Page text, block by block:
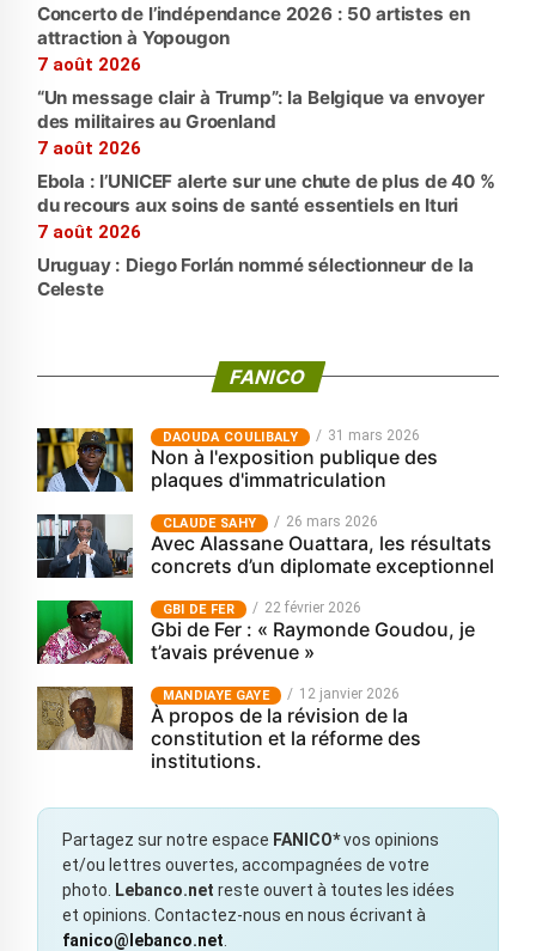
Concerto de l’indépendance 2026 : 50 artistes en
attraction à Yopougon
7 août 2026
“Un message clair à Trump”: la Belgique va envoyer
des militaires au Groenland
7 août 2026
Ebola : l’UNICEF alerte sur une chute de plus de 40 %
du recours aux soins de santé essentiels en Ituri
7 août 2026
Uruguay : Diego Forlán nommé sélectionneur de la
Celeste
FANICO
‎DAOUDA COULIBALY 31 mars 2026
Non à l'exposition publique des
plaques d'immatriculation
CLAUDE SAHY 26 mars 2026
Avec Alassane Ouattara, les résultats
concrets d’un diplomate exceptionnel
GBI DE FER 22 février 2026
Gbi de Fer : « Raymonde Goudou, je
t’avais prévenue »
MANDIAYE GAYE 12 janvier 2026
À propos de la révision de la
constitution et la réforme des
institutions.
Partagez sur notre espace FANICO*vos opinions
et/ou lettres ouvertes, accompagnées de votre
photo.
Lebanco.net reste ouvert à toutes les idées
et opinions. Contactez-nous en nous écrivant à
fanico@lebanco.net